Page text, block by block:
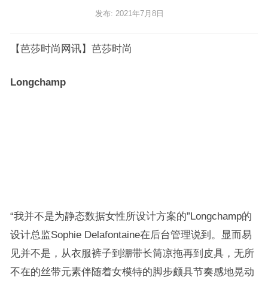
发布: 2021年7月8日
【芭莎时尚网讯】芭莎时尚
Longchamp
“我并不是为静态数据女性所设计方案的”Longchamp的
设计总监Sophie Delafontaine在后台管理说到。显而易
见并不是，从衣服裤子到绷带长筒凉拖再到皮具，无所
不在的丝带元素伴随着女模特的脚步颇具节奏感地晃动